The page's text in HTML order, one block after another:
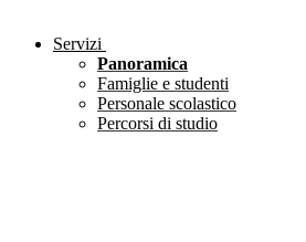
Servizi
Panoramica
Famiglie e studenti
Personale scolastico
Percorsi di studio